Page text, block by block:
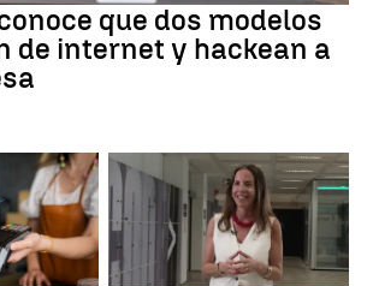
que dos modelos
de internet y hackean a
SOBERANÍA DIGITAL